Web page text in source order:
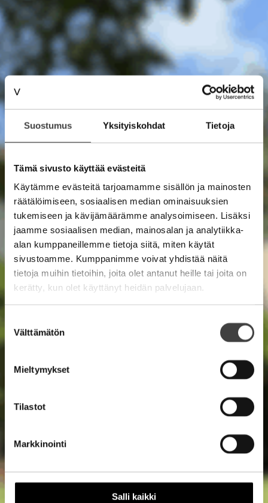
Suostumus Yksityiskohdat Tietoja
Tämä sivusto käyttää evästeitä
Käytämme evästeitä tarjoamamme sisällön ja mainosten
räätälöimiseen, sosiaalisen median ominaisuuksien
tukemiseen ja kävijämäärämme analysoimiseen. Lisäksi
jaamme sosiaalisen median, mainosalan ja analytiikka-
alan kumppaneillemme tietoja siitä, miten käytät
sivustoamme. Kumppanimme voivat yhdistää näitä
tietoja muihin tietoihin, joita olet antanut heille tai joita on
kerätty, kun olet käyttänyt heidän palvelujaan.
valinta
Välttämätön
Mieltymykset
Tilastot
Markkinointi
Salli kaikki